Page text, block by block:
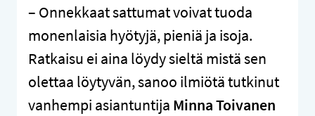
– Onnekkaat sattumat voivat tuoda
monenlaisia hyötyjä, pieniä ja isoja.
Ratkaisu ei aina löydy sieltä mistä sen
olettaa löytyvän, sanoo ilmiötä tutkinut
vanhempi asiantuntija Minna Toivanen